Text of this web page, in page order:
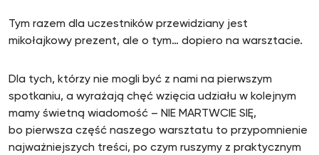
Tym razem dla uczestników przewidziany jest
mikołajkowy prezent, ale o tym… dopiero na warsztacie.
Dla tych, którzy nie mogli być z nami na pierwszym
spotkaniu, a wyrażają chęć wzięcia udziału w kolejnym
mamy świetną wiadomość – NIE MARTWCIE SIĘ,
bo pierwsza część naszego warsztatu to przypomnienie
najważniejszych treści, po czym ruszymy z praktycznym